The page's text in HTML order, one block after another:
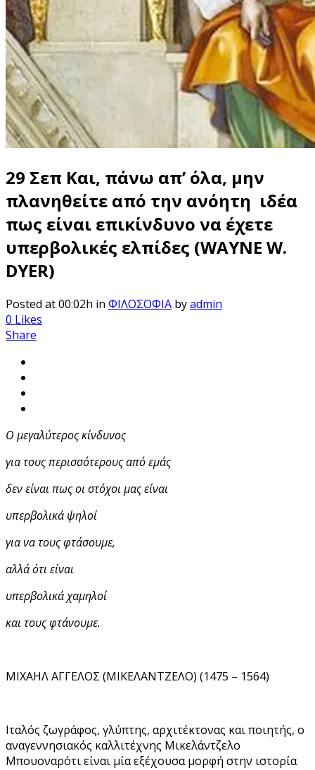
29 Σεπ Και, πάνω απ’ όλα, μην
πλανηθείτε από την ανόητη ιδέα
πως είναι επικίνδυνο να έχετε
υπερβολικές ελπίδες (WAYNE W.
DYER)
Posted at 00:02h in ΦΙΛΟΣΟΦΙΑ byadmin
0 Likes
Share
Ο μεγαλύτερος κίνδυνος
για τους περισσότερους από εμάς
δεν είναι πως οι στόχοι μας είναι
υπερβολικά ψηλοί
για να τους φτάσουμε,
αλλά ότι είναι
υπερβολικά χαμηλοί
και τους φτάνουμε.
ΜΙΧΑΗΛ ΑΓΓΕΛΟΣ (ΜΙΚΕΛΑΝΤΖΕΛΟ) (1475 – 1564)
Ιταλός ζωγράφος, γλύπτης, αρχιτέκτονας και ποιητής, ο
αναγεννησιακός καλλιτέχνης Μικελάντζελο
Μπουοναρότι είναι μία εξέχουσα μορφή στην ιστορία